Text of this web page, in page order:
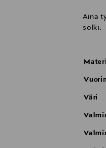
Aina
solki.
Väri